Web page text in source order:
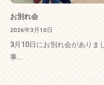
お別れ会
2026年3月10日
3月10日にお別れ会がありま
事...